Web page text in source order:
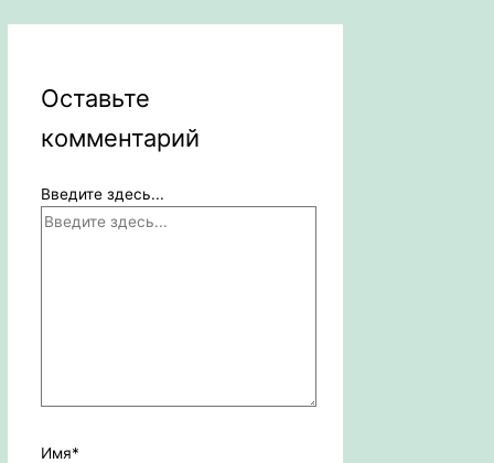
Оставьте
комментарий
Введите здесь...
Имя*